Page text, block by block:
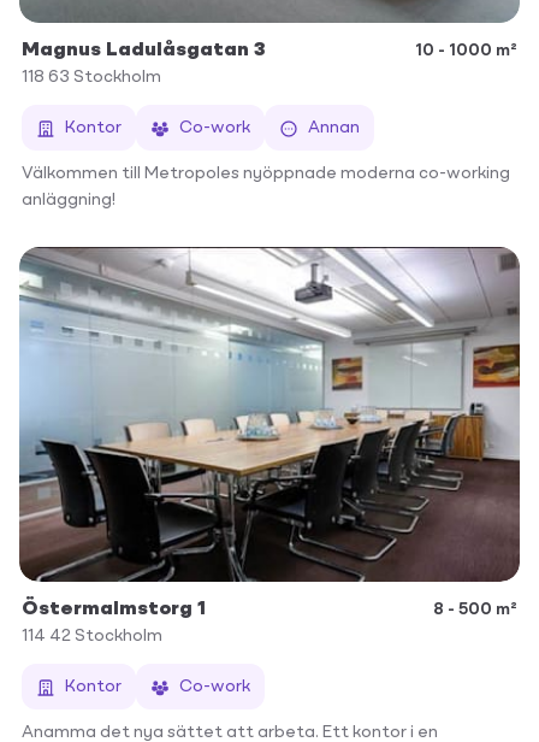
Magnus Ladulåsgatan 3
10 - 1000 m²
118 63 Stockholm
Kontor Co-work Annan
Välkommen till Metropoles nyöppnade moderna co-working
anläggning!
Östermalmstorg 1
8 - 500 m²
114 42 Stockholm
Kontor Co-work
Anamma det nya sättet att arbeta. Ett kontor i en